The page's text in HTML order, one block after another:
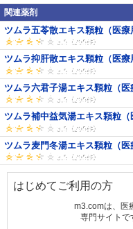
関連薬剤
ツムラ五苓散エキス顆粒（医療
ツムラ抑肝散エキス顆粒（医療
ツムラ六君子湯エキス顆粒（医
ツムラ補中益気湯エキス顆粒（
ツムラ麦門冬湯エキス顆粒（医
はじめてご利用の方
m3.comは、医
専門サイトで